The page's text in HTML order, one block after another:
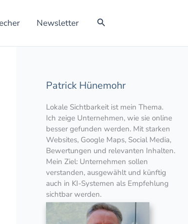
Newsletter Suchen
Patrick Hünemohr
Lokale Sichtbarkeit ist mein Thema.
Ich zeige Unternehmen, wie sie online
besser gefunden werden. Mit starken
Websites, Google Maps, Social Media,
Bewertungen und relevanten Inhalten.
Mein Ziel: Unternehmen sollen
verstanden, ausgewählt und künftig
auch in KI-Systemen als Empfehlung
sichtbar werden.